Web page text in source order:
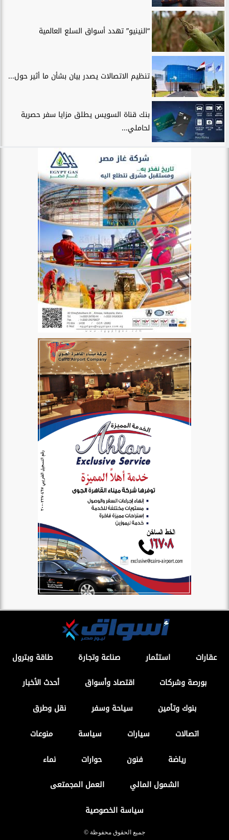
“النينيو” تهدد أسواق السلع العالمية
تنظيم الاتصالات يصدر بيان بشأن ما أثير حول...
بنك قناة السويس يطلق مزايا سفر حصرية
لحاملي...
عقارات استثمار صناعة وتجارة
طاقة وبترول
بورصة وشركات
اقتصاد وأسواق
أحدث الأخبار
بنوك وتأمين
سياحة وسفر
نقل وطرق
اتصالات
سيارات سياسة
منوعات
رياضة
فنون حوارات
نماء
الشمول المالي
العمل المجمتعى
سياسة الخصوصية
جميع الحقوق محفوظة ©